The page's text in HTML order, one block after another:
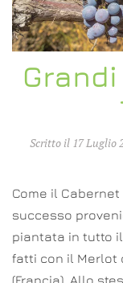
Scritto il 17 Luglio
Come il Cabernet
successo
piantata in tutto
fatti con il Merlot
(Francia). Allo